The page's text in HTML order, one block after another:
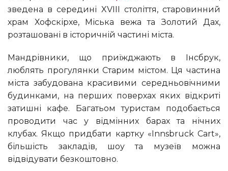
зведена в середині XVIII століття, старовинний
храм Хофскірхе, Міська вежа та Золотий Дах,
розташовані в історичній частині міста.
Мандрівники, що приїжджають в Інсбрук,
люблять прогулянки Старим містом. Ця частина
міста забудована красивими середньовічними
будинками, на перших поверхах яких відкриті
затишні кафе. Багатьом туристам подобається
проводити час у відмінних барах та нічних
клубах. Якщо придбати картку «Innsbruck Cart»,
більшість закладів, шоу та музеїв можна
відвідувати безкоштовно.